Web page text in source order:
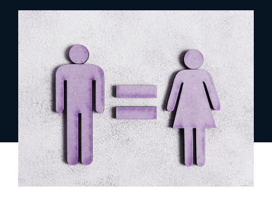
Blog
Webinar
richiedi una demo
richiedi info